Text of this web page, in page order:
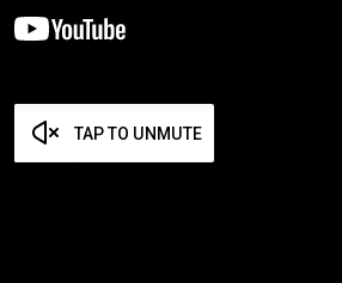
TAP TO UNMUTE